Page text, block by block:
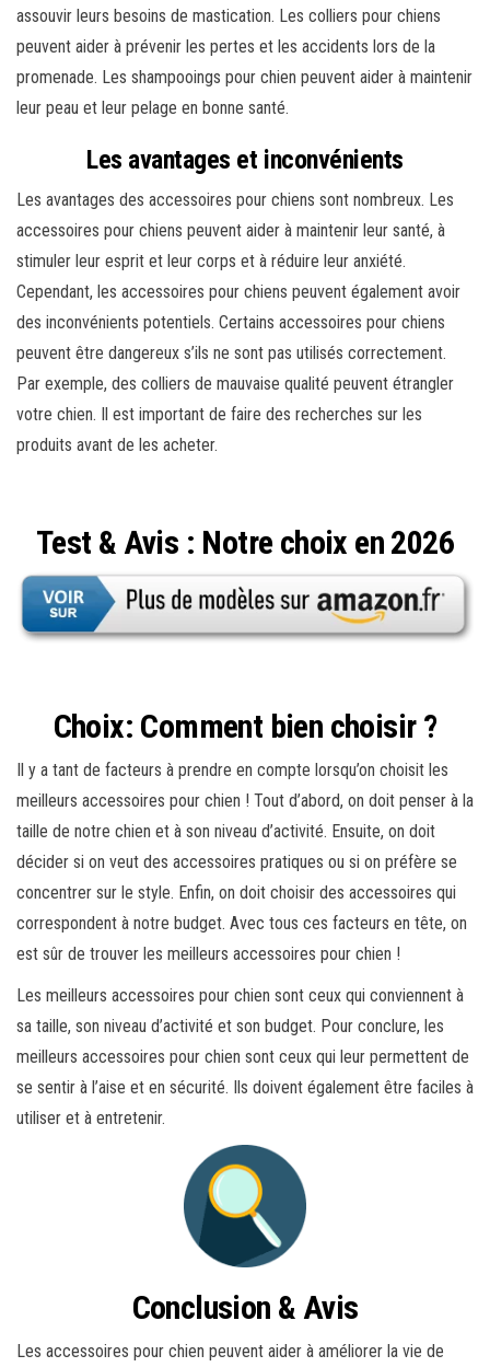
assouvir leurs besoins de mastication. Les colliers pour chiens
peuvent aider à prévenir les pertes et les accidents lors de la
promenade. Les shampooings pour chien peuvent aider à maintenir
leur peau et leur pelage en bonne santé.
Les avantages et inconvénients
Les avantages des accessoires pour chiens sont nombreux. Les
accessoires pour chiens peuvent aider à maintenir leur santé, à
stimuler leur esprit et leur corps et à réduire leur anxiété.
Cependant, les accessoires pour chiens peuvent également avoir
des inconvénients potentiels. Certains accessoires pour chiens
peuvent être dangereux s’ils ne sont pas utilisés correctement.
Par exemple, des colliers de mauvaise qualité peuvent étrangler
votre chien. Il est important de faire des recherches sur les
produits avant de les acheter.
Test & Avis : Notre choix en 2026
Choix: Comment bien choisir ?
Il y a tant de facteurs à prendre en compte lorsqu’on choisit les
meilleurs accessoires pour chien ! Tout d’abord, on doit penser à la
taille de notre chien et à son niveau d’activité. Ensuite, on doit
décider si on veut des accessoires pratiques ou si on préfère se
concentrer sur le style. Enfin, on doit choisir des accessoires qui
correspondent à notre budget. Avec tous ces facteurs en tête, on
est sûr de trouver les meilleurs accessoires pour chien !
Les meilleurs accessoires pour chien sont ceux qui conviennent à
sa taille, son niveau d’activité et son budget. Pour conclure, les
meilleurs accessoires pour chien sont ceux qui leur permettent de
se sentir à l’aise et en sécurité. Ils doivent également être faciles à
utiliser et à entretenir.
Conclusion & Avis
Les accessoires pour chien peuvent aider à améliorer la vie de